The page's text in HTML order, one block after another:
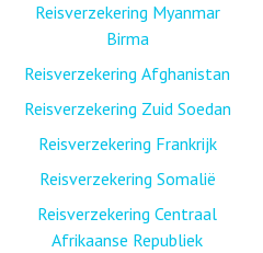
Reisverzekering Myanmar
Birma
Reisverzekering Afghanistan
Reisverzekering Zuid Soedan
Reisverzekering Frankrijk
Reisverzekering Somalië
Reisverzekering Centraal
Afrikaanse Republiek